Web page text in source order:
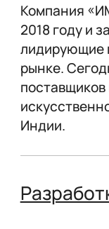
Компания
2018 году и
лидирующие
рынке.
Индии.